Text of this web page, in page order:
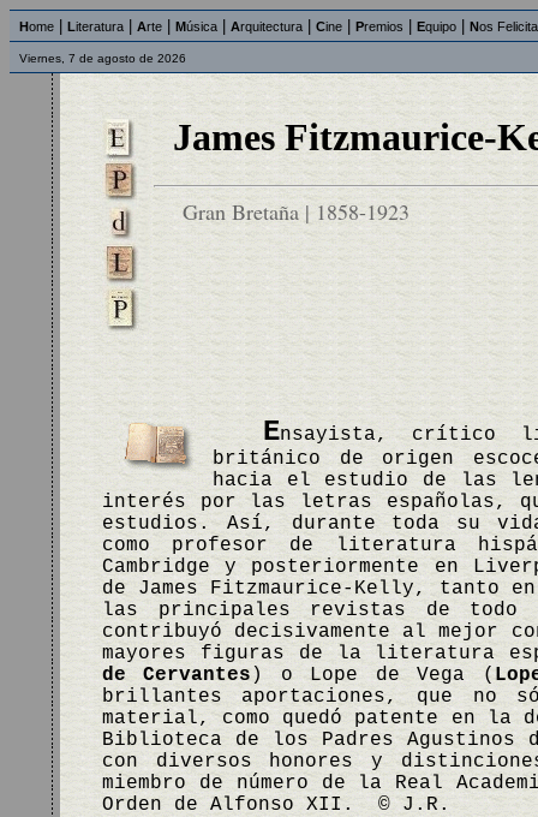
Home Literatura Arte Música Arquitectura Cine Premios Equipo Nos
Viernes, 7 de agosto de 2026
James Fitzmaurice-
Gran Bretaña | 1858-1923
Ensayista, crítico
británico de origen
hacia el estudio de las
interés por las letras españolas,
estudios. Así, durante toda su
como profesor de literatura
Cambridge y posteriormente en
de James Fitzmaurice-Kelly, tanto
las principales revistas de todo
contribuyó decisivamente al mejor
mayores figuras de la literatura
de Cervantes ) o Lope de Vega (
brillantes aportaciones, que no
material, como quedó patente en la
Biblioteca de los Padres Agustinos
con diversos honores y
miembro de número de la Real
Orden de Alfonso XII. © J.R.